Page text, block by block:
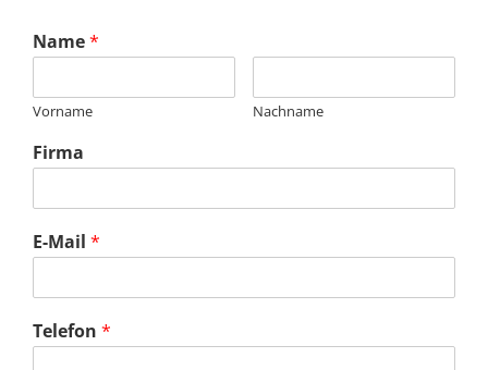
Name*
Vorname Nachname
Firma
E-Mail *
Telefon *